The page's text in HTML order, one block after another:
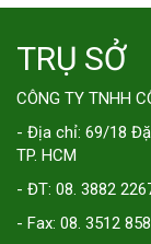
TRỤ SỞ
CÔNG TY TNHH
- Địa chỉ: 69/18
TP. HCM
- ĐT: 08. 3882
- Fax: 08. 3512